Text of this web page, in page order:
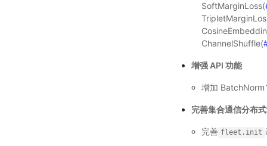
SoftMarginLoss(
ChannelShuffle(
增强 API 功能
增加
完善集合通信分布
完善 fleet.init